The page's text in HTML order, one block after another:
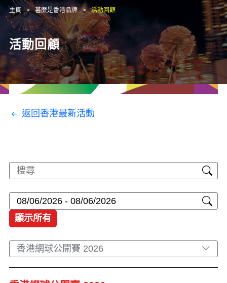
主頁 甚麼是香港品牌 活動回顧
活動回顧
返回香港最新活動
顯示所有
香港網球公開賽 2026